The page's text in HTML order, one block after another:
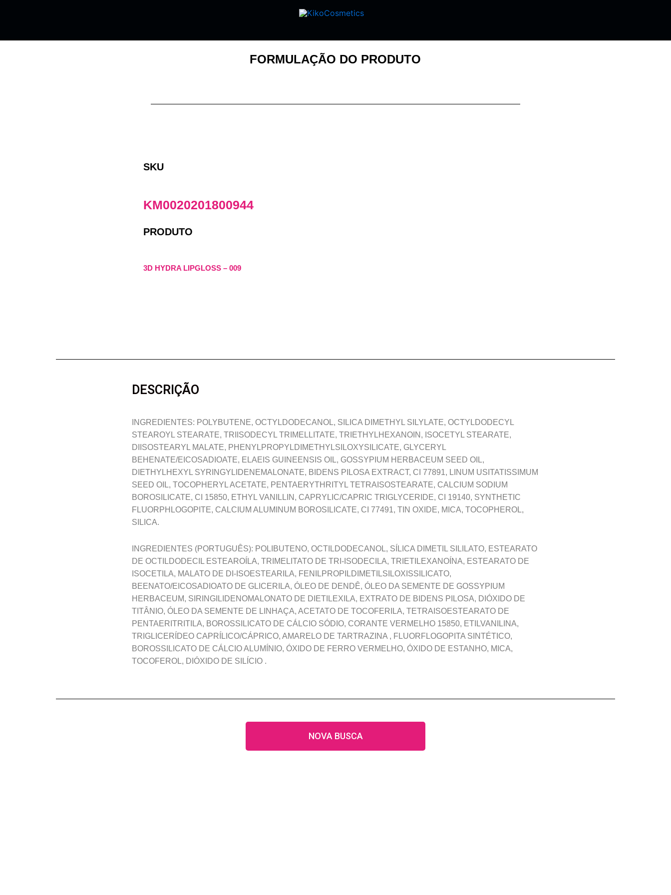
FORMULAÇÃO DO PRODUTO
SKU
KM0020201800944
PRODUTO
3D HYDRA LIPGLOSS – 009
DESCRIÇÃO
INGREDIENTES: POLYBUTENE, OCTYLDODECANOL, SILICA DIMETHYL SILYLATE, OCTYLDODECYL
STEAROYL STEARATE, TRIISODECYL TRIMELLITATE, TRIETHYLHEXANOIN, ISOCETYL STEARATE,
DIISOSTEARYL MALATE, PHENYLPROPYLDIMETHYLSILOXYSILICATE, GLYCERYL
BEHENATE/EICOSADIOATE, ELAEIS GUINEENSIS OIL, GOSSYPIUM HERBACEUM SEED OIL,
DIETHYLHEXYL SYRINGYLIDENEMALONATE, BIDENS PILOSA EXTRACT, CI 77891, LINUM USITATISSIMUM
SEED OIL, TOCOPHERYL ACETATE, PENTAERYTHRITYL TETRAISOSTEARATE, CALCIUM SODIUM
BOROSILICATE, CI 15850, ETHYL VANILLIN, CAPRYLIC/CAPRIC TRIGLYCERIDE, CI 19140, SYNTHETIC
FLUORPHLOGOPITE, CALCIUM ALUMINUM BOROSILICATE, CI 77491, TIN OXIDE, MICA, TOCOPHEROL,
SILICA.
INGREDIENTES (PORTUGUÊS): POLIBUTENO, OCTILDODECANOL, SÍLICA DIMETIL SILILATO, ESTEARATO
DE OCTILDODECIL ESTEAROÍLA, TRIMELITATO DE TRI-ISODECILA, TRIETILEXANOÍNA, ESTEARATO DE
ISOCETILA, MALATO DE DI-ISOESTEARILA, FENILPROPILDIMETILSILOXISSILICATO,
BEENATO/EICOSADIOATO DE GLICERILA, ÓLEO DE DENDÊ, ÓLEO DA SEMENTE DE GOSSYPIUM
HERBACEUM, SIRINGILIDENOMALONATO DE DIETILEXILA, EXTRATO DE BIDENS PILOSA, DIÓXIDO DE
TITÂNIO, ÓLEO DA SEMENTE DE LINHAÇA, ACETATO DE TOCOFERILA, TETRAISOESTEARATO DE
PENTAERITRITILA, BOROSSILICATO DE CÁLCIO SÓDIO, CORANTE VERMELHO 15850, ETILVANILINA,
TRIGLICERÍDEO CAPRÍLICO/CÁPRICO, AMARELO DE TARTRAZINA , FLUORFLOGOPITA SINTÉTICO,
BOROSSILICATO DE CÁLCIO ALUMÍNIO, ÓXIDO DE FERRO VERMELHO, ÓXIDO DE ESTANHO, MICA,
TOCOFEROL, DIÓXIDO DE SILÍCIO .
NOVA BUSCA